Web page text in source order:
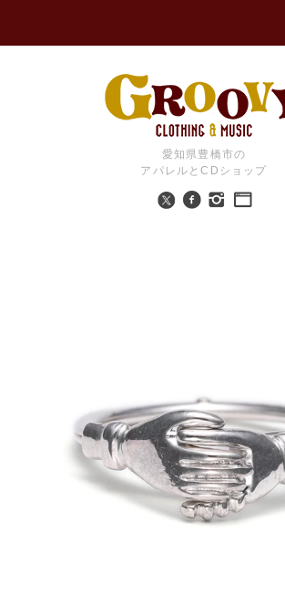
愛知県豊橋市の
アパレルとCDショップ